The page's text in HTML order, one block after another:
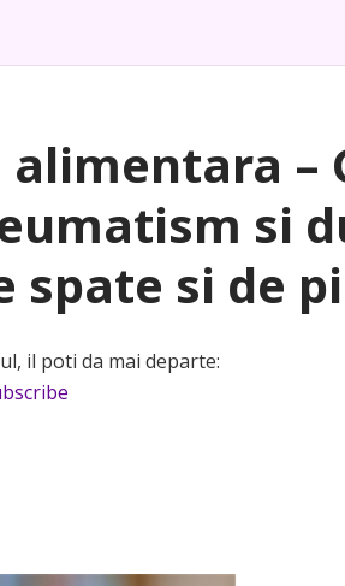
–
si
spate si de
il poti da mai departe: